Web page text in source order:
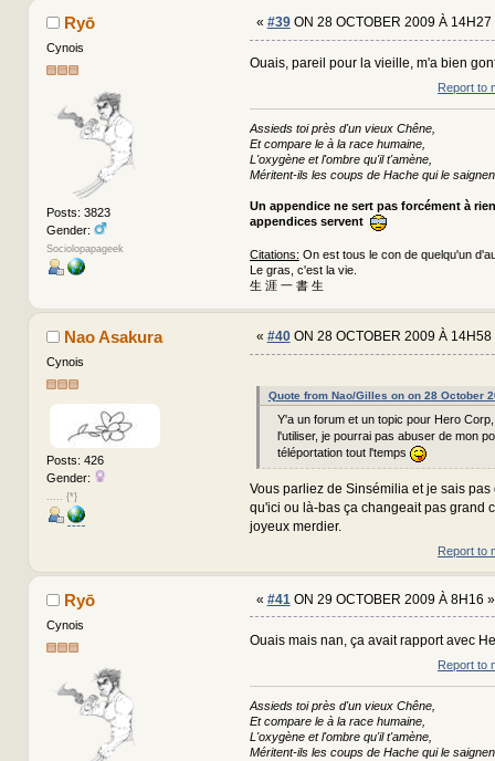
Ryō
Cynois
Posts: 3823
Gender:
Sociolopapageek
« #39ON 28 OCTOBER 2009 À 14H27
Ouais, pareil pour la vieille, m'a bien
Report to
Assieds toi près d'un vieux Chêne,
Et compare le à la race humaine,
L'oxygène et l'ombre qu'il t'amène,
Méritent-ils les coups de Hache qui le
Un appendice ne sert pas forcément à
appendices servent
Citations: On est tous le con de quelqu'un
Le gras, c'est la vie.
生 涯 一 書 生
Nao Asakura
Cynois
Posts: 426
Gender:
..... {*}
« #40ON 28 OCTOBER 2009 À 14H58
Quote from Nao/Gilles on on 28 October
Y'a un forum et un topic pour Hero
l'utiliser, je pourrai pas abuser de mon
téléportation tout l'temps
Vous parliez de Sinsémilia et je sais pas
qu'ici ou là-bas ça changeait pas grand
joyeux merdier.
Report to
Ryō
Cynois
« #41ON 29 OCTOBER 2009 À 8H16 »
Ouais mais nan, ça avait rapport avec
Report to
Assieds toi près d'un vieux Chêne,
Et compare le à la race humaine,
L'oxygène et l'ombre qu'il t'amène,
Méritent-ils les coups de Hache qui le